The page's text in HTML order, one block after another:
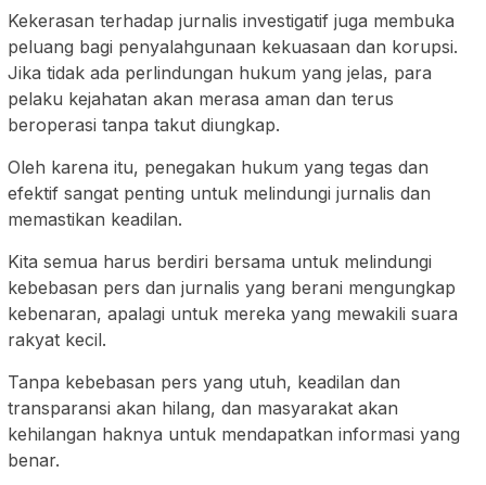
Kekerasan terhadap jurnalis investigatif juga membuka
peluang bagi penyalahgunaan kekuasaan dan korupsi.
Jika tidak ada perlindungan hukum yang jelas, para
pelaku kejahatan akan merasa aman dan terus
beroperasi tanpa takut diungkap.
Oleh karena itu, penegakan hukum yang tegas dan
efektif sangat penting untuk melindungi jurnalis dan
memastikan keadilan.
Kita semua harus berdiri bersama untuk melindungi
kebebasan pers dan jurnalis yang berani mengungkap
kebenaran, apalagi untuk mereka yang mewakili suara
rakyat kecil.
Tanpa kebebasan pers yang utuh, keadilan dan
transparansi akan hilang, dan masyarakat akan
kehilangan haknya untuk mendapatkan informasi yang
benar.